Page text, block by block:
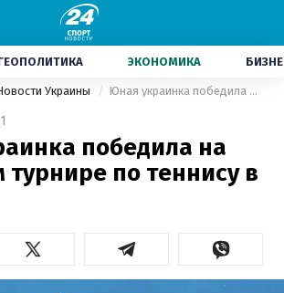
ЭКОНОМИКА
Украины Юная украинка победила на взрослом турнире по теннису в Венгрии
1
победила на
турнире по теннису в